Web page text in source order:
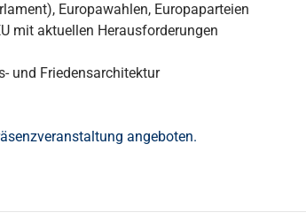
Europawahlen, Europaparteien
mit aktuellen Herausforderungen
und Friedensarchitektur
angeboten.